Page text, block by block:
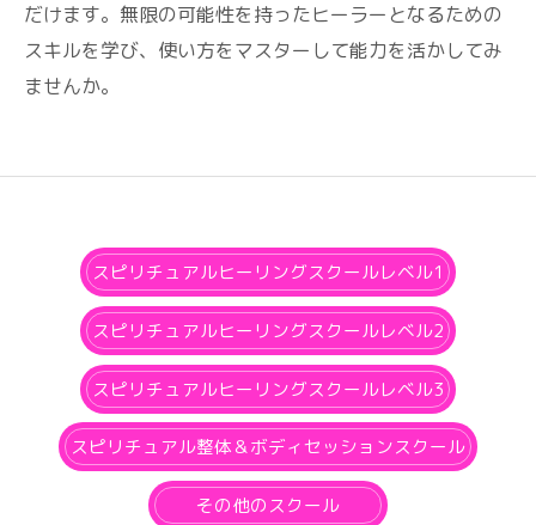
だけます。無限の可能性を持ったヒーラーとなるための
スキルを学び、使い方をマスターして能力を活かしてみ
ませんか。
スピリチュアルヒーリングスクールレベル1
スピリチュアルヒーリングスクールレベル2
スピリチュアルヒーリングスクールレベル3
スピリチュアル整体＆ボディセッションスクール
その他のスクール